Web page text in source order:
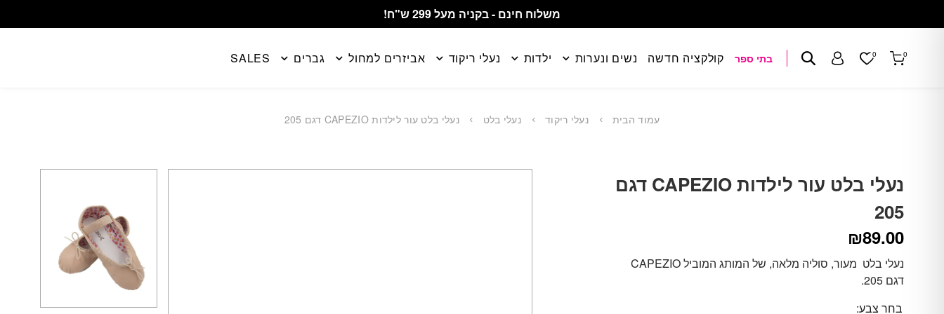
משלוח חינם - בקניה מעל 299 ש"ח!
קולקציה חדשה נשים ונערות ילדות נעלי ריקוד אביזרים למחול גברים SALES בתי ספר 0
עגלת הקניות
0
התברות\הרשמה
חיפוש
עמוד הבית נעלי ריקוד נעלי בלט נעלי בלט עור לילדות CAPEZIO דגם 205
נעלי בלט עור לילדות CAPEZIO דגם
205
₪89.00
נעלי בלט מעור, סוליה מלאה, של המותג המוביל CAPEZIO
דגם 205.
בחר צבע: